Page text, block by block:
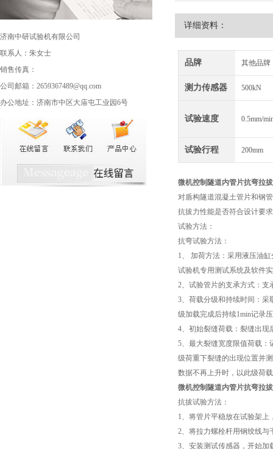
济南中研试验机有限公司
联系人：朱女士
销售传真：
公司邮箱：2659367489@qq.com
办公地址：济南市中区大庙屯工业园6号
详细资料：
品牌 其他品牌
测力传感器 500kN
试验速度 0.5mm/
试验行程 200mm
微机控制 隧道内管片抗弯拉
对盾构隧道混凝土管片和钢
抗拔力性能是否符合设计要
试验方法：
抗弯试验方法：
1、 加荷方法：采用液压油
试验机专用测试系统及软件
2、试验管片的支承方式：支
3、荷载分级和持续时间：
级加载完成后持续1min记录
4、初始裂缝荷载：裂缝出现
5、最大裂缝宽度限值荷载：
级荷重下裂缝的出现位置并
数据不再上升时，以此级荷
微机控制 隧道内管片抗弯拉
抗拔试验方法：
1、将管片平稳放在试验架
2、将拉力螺栓杆用钢绞线与
3、安装测试传感器，开始加